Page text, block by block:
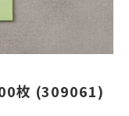
枚 (309061)